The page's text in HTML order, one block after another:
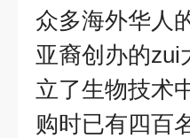
众多海外华人
亚裔创办的zui
立了生物技术
购时已有四百